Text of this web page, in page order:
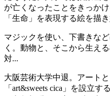
が亡くなったことをきっか
「生命」を表現する絵を描き
マジックを使い、下書きな
く。動物と、そこから生え
対...
大阪芸術大学中退。アート
「art&sweets cica」を設立